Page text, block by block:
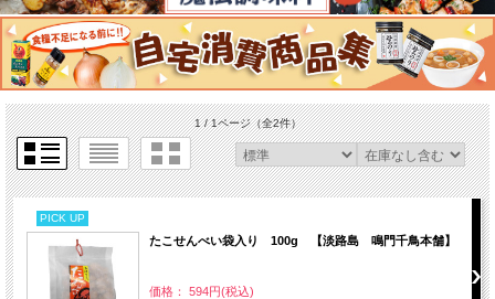
1 / 1ページ（全2件）
PICK UP
たこせんべい袋入り 100g 【淡路島 鳴門千鳥本舗】
価格： 594円(税込)